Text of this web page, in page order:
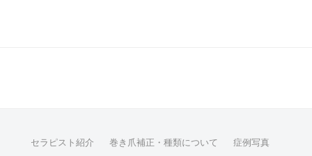
セラピスト紹介 巻き爪補正・種類について 症例写真